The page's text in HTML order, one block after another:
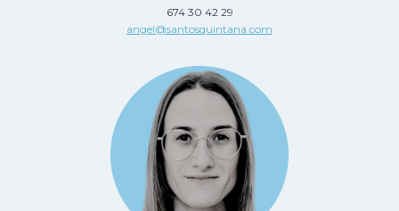
674 30 42 29
angel@santosquintana.com